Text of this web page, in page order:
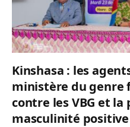
Kinshasa : les
ministère du genre
contre les VBG et
masculinité positive